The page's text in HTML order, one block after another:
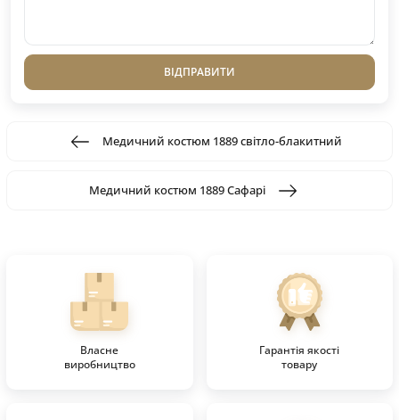
ВІДПРАВИТИ
Медичний костюм 1889 світло-блакитний
Медичний костюм 1889 Сафарі
Власне
виробництво
Гарантія якості
товару